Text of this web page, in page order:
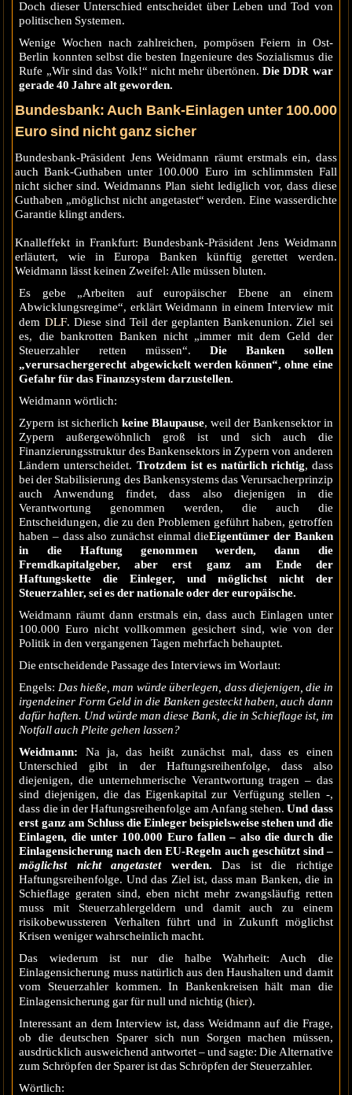
Doch dieser Unterschied entscheidet über Leben und Tod von
politischen Systemen.
Wenige Wochen nach zahlreichen, pompösen Feiern in Ost-
Berlin konnten selbst die besten Ingenieure des Sozialismus die
Rufe „Wir sind das Volk!“ nicht mehr übertönen.Die DDR war
gerade 40 Jahre alt geworden.
Bundesbank: Auch Bank-Einlagen unter 100.000
Euro sind nicht ganz sicher
Bundesbank-Präsident Jens Weidmann räumt erstmals ein, dass
auch Bank-Guthaben unter 100.000 Euro im schlimmsten Fall
nicht sicher sind. Weidmanns Plan sieht lediglich vor, dass diese
Guthaben „möglichst nicht angetastet“ werden. Eine wasserdichte
Garantie klingt anders.
Knalleffekt in Frankfurt: Bundesbank-Präsident Jens Weidmann
erläutert, wie in Europa Banken künftig gerettet werden.
Weidmann lässt keinen Zweifel: Alle müssen bluten.
Es gebe „Arbeiten auf europäischer Ebene an einem
Abwicklungsregime“, erklärt Weidmann in einem Interview mit
dem DLF. Diese sind Teil der geplanten Bankenunion. Ziel sei
es, die bankrotten Banken nicht „immer mit dem Geld der
Steuerzahler retten müssen“.Die Banken sollen
„verursachergerecht abgewickelt werden können“, ohne eine
Gefahr für das Finanzsystem darzustellen.
Weidmann wörtlich:
Zypern ist sicherlichkeine Blaupause, weil der Bankensektor in
Zypern außergewöhnlich groß ist und sich auch die
Finanzierungsstruktur des Bankensektors in Zypern von anderen
Ländern unterscheidet. Trotzdem ist es natürlich richtig, dass
bei der Stabilisierung des Bankensystems das Verursacherprinzip
auch Anwendung findet, dass also diejenigen in die
Verantwortung genommen werden, die auch die
Entscheidungen, die zu den Problemen geführt haben, getroffen
haben – dass also zunächst einmal dieEigentümer der Banken
in die Haftung genommen werden, dann die
Fremdkapitalgeber, aber erst ganz am Ende der
Haftungskette die Einleger, und möglichst nicht der
Steuerzahler, sei es der nationale oder der europäische.
Weidmann räumt dann erstmals ein, dass auch Einlagen unter
100.000 Euro nicht vollkommen gesichert sind, wie von der
Politik in den vergangenen Tagen mehrfach behauptet.
Die entscheidende Passage des Interviews im Worlaut:
Engels: Das hieße, man würde überlegen, dass diejenigen, die in
irgendeiner Form Geld in die Banken gesteckt haben, auch dann
dafür haften. Und würde man diese Bank, die in Schieflage ist, im
Notfall auch Pleite gehen lassen?
Weidmann: Na ja, das heißt zunächst mal, dass es einen
Unterschied gibt in der Haftungsreihenfolge, dass also
diejenigen, die unternehmerische Verantwortung tragen – das
sind diejenigen, die das Eigenkapital zur Verfügung stellen -,
dass die in der Haftungsreihenfolge am Anfang stehen.Und dass
erst ganz am Schluss die Einleger beispielsweise stehen und die
Einlagen, die unter 100.000 Euro fallen – also die durch die
Einlagensicherung nach den EU-Regeln auch geschützt sind –
möglichstnicht angetastetwerden. Das ist die richtige
Haftungsreihenfolge. Und das Ziel ist, dass man Banken, die in
Schieflage geraten sind, eben nicht mehr zwangsläufig retten
muss mit Steuerzahlergeldern und damit auch zu einem
risikobewussteren Verhalten führt und in Zukunft möglichst
Krisen weniger wahrscheinlich macht.
Das wiederum ist nur die halbe Wahrheit: Auch die
Einlagensicherung muss natürlich aus den Haushalten und damit
vom Steuerzahler kommen. In Bankenkreisen hält man die
Einlagensicherung gar für null und nichtig (hier).
Interessant an dem Interview ist, dass Weidmann auf die Frage,
ob die deutschen Sparer sich nun Sorgen machen müssen,
ausdrücklich ausweichend antwortet – und sagte: Die Alternative
zum Schröpfen der Sparer ist das Schröpfen der Steuerzahler.
Wörtlich: